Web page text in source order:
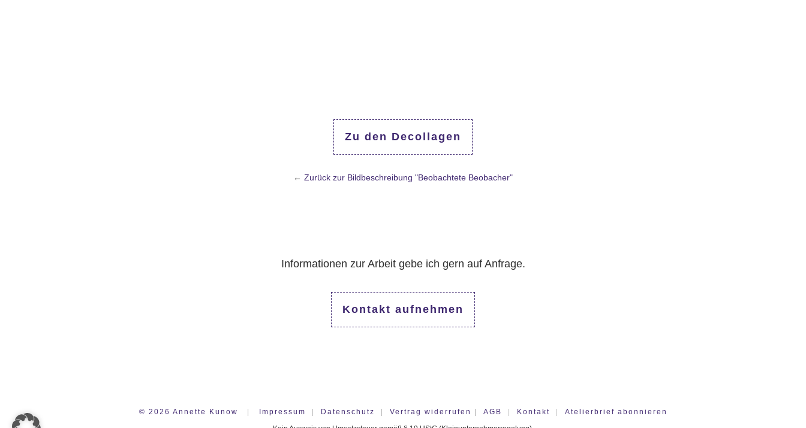
Zu den Decollagen
← Zurück zur Bildbeschreibung "Beobachtete Beobacher"
Informationen zur Arbeit gebe ich gern auf Anfrage.
Kontakt aufnehmen
© 2026 Annette Kunow Impressum Datenschutz Vertrag widerrufen AGB Kontakt
Atelierbrief abonnieren